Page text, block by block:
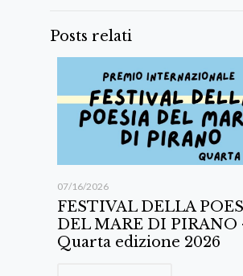
Posts relati
07/16/2026
FESTIVAL DELLA
DEL MARE DI PIRANO
Quarta edizione 2026